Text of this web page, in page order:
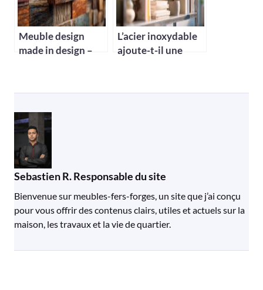
Meuble design
made in design –
L’acier inoxydable
ajoute-t-il une
design d’intérieur ?
Sebastien R. Responsable du site
Bienvenue sur meubles-fers-forges, un site que j’ai conçu
pour vous offrir des contenus clairs, utiles et actuels sur la
maison, les travaux et la vie de quartier.